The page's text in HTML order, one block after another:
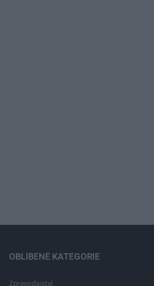
OBLÍBENÉ KATEGORIE
Zpravodajství